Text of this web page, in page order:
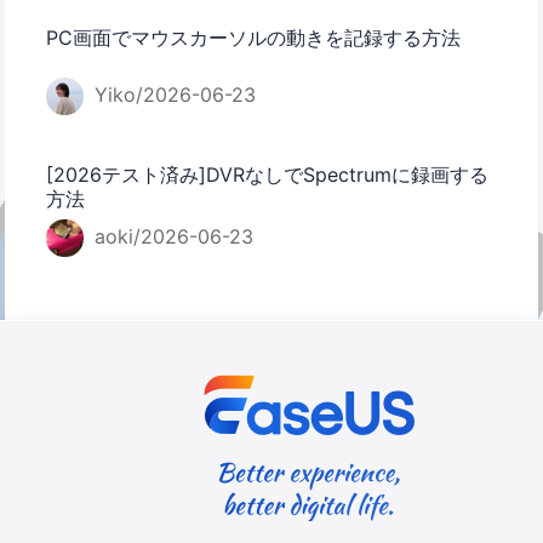
PC画面でマウスカーソルの動きを記録する方法
Yiko/2026-06-23
[2026テスト済み]DVRなしでSpectrumに録画する
方法
aoki/2026-06-23